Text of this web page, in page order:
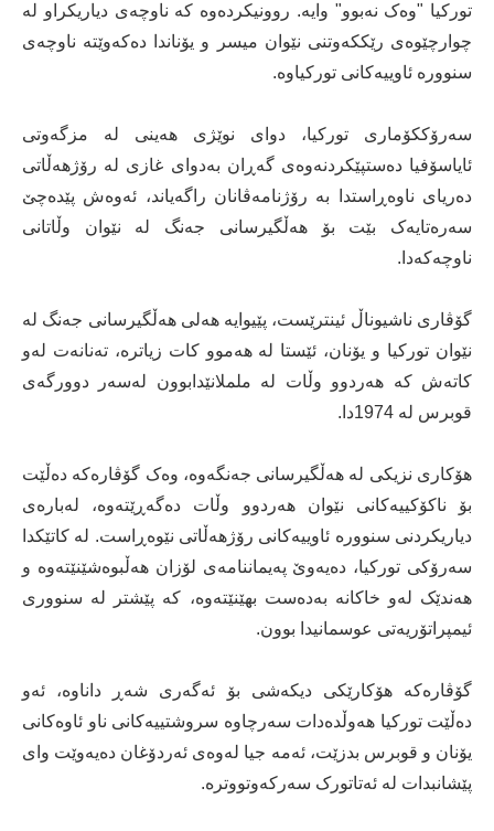
تورکیا "وەک نەبوو" وایە. روونیکردەوە کە ناوچەی دیاریکراو لە
چوارچێوەی رێککەوتنی نێوان میسر و یۆناندا دەکەوێتە ناوچەی
سنوورە ئاوییەکانی تورکیاوە.
سەرۆککۆماری تورکیا، دوای نوێژی هەینی لە مزگەوتی
ئایاسۆفیا دەستپێکردنەوەی گەڕان بەدوای غازی لە رۆژهەڵاتی
دەریای ناوەڕاستدا بە رۆژنامەڤانان راگەیاند، ئەوەش پێدەچێ
سەرەتایەک بێت بۆ هەڵگیرسانی جەنگ لە نێوان وڵاتانی
ناوچەکەدا.
گۆڤاری ناشیوناڵ ئینترێست، پێیوایە هەلی هەڵگیرسانی جەنگ لە
نێوان تورکیا و یۆنان، ئێستا لە هەموو کات زیاترە، تەنانەت لەو
کاتەش کە هەردوو وڵات لە ململانێدابوون لەسەر دوورگەی
قوبرس لە 1974دا.
هۆکاری نزیکی لە هەڵگیرسانی جەنگەوە، وەک گۆڤارەکە دەڵێت
بۆ ناکۆکییەکانی نێوان هەردوو وڵات دەگەڕێتەوە، لەبارەی
دیاریکردنی سنوورە ئاوییەکانی رۆژهەڵاتی نێوەڕاست. لە کاتێکدا
سەرۆکی تورکیا، دەیەوێ پەیماننامەی لۆزان هەڵبوەشێنێتەوە و
هەندێک لەو خاکانە بەدەست بهێنێتەوە، کە پێشتر لە سنووری
ئیمپراتۆریەتی عوسمانیدا بوون.
گۆڤارەکە هۆکارێکی دیکەشی بۆ ئەگەری شەڕ داناوە، ئەو
دەڵێت تورکیا هەوڵدەدات سەرچاوە سروشتییەکانی ناو ئاوەکانی
یۆنان و قوبرس بدزێت، ئەمە جیا لەوەی ئەردۆغان دەیەوێت وای
پێشانبدات لە ئەتاتورک سەرکەوتووترە.